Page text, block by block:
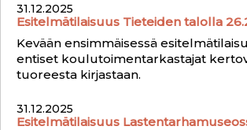
31.12.2025
Esitelmätilaisuus Tieteiden talolla
Kevään ensimmäisessä
entiset koulutoimentarkastajat
tuoreesta kirjastaan.
31.12.2025
Esitelmätilaisuus